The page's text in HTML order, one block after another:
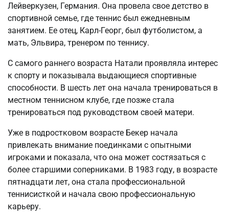
Лейверкузен, Германия. Она провела свое детство в
спортивной семье, где теннис был ежедневным
занятием. Ее отец, Карл-Георг, был футболистом, а
мать, Эльвира, тренером по теннису.
С самого раннего возраста Натали проявляла интерес
к спорту и показывала выдающиеся спортивные
способности. В шесть лет она начала тренироваться в
местном теннисном клубе, где позже стала
тренироваться под руководством своей матери.
Уже в подростковом возрасте Бекер начала
привлекать внимание поединками с опытными
игроками и показала, что она может состязаться с
более старшими соперниками. В 1983 году, в возрасте
пятнадцати лет, она стала профессиональной
теннисисткой и начала свою профессиональную
карьеру.